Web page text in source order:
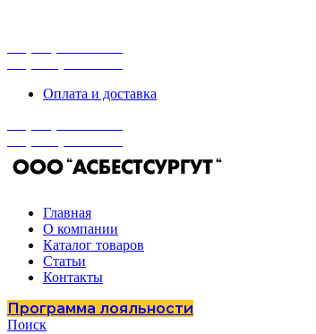
Оплата и доставка
Главная
О компании
Каталог товаров
Статьи
Контакты
Программа лояльности
Поиск